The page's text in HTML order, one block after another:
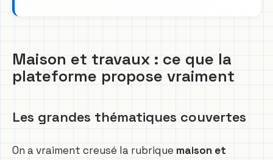
Maison et travaux : ce que la
plateforme propose vraiment
Les grandes thématiques couvertes
On a vraiment creusé la rubrique maison et